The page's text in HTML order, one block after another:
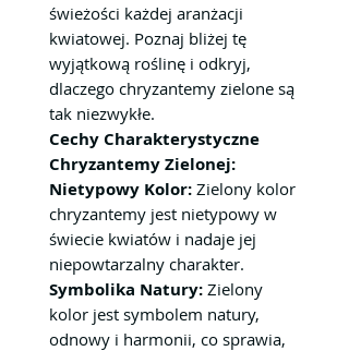
świeżości każdej aranżacji
kwiatowej. Poznaj bliżej tę
wyjątkową roślinę i odkryj,
dlaczego chryzantemy zielone są
tak niezwykłe.
Cechy Charakterystyczne
Chryzantemy Zielonej:
Nietypowy Kolor: Zielony kolor
chryzantemy jest nietypowy w
świecie kwiatów i nadaje jej
niepowtarzalny charakter.
Symbolika Natury: Zielony
kolor jest symbolem natury,
odnowy i harmonii, co sprawia,